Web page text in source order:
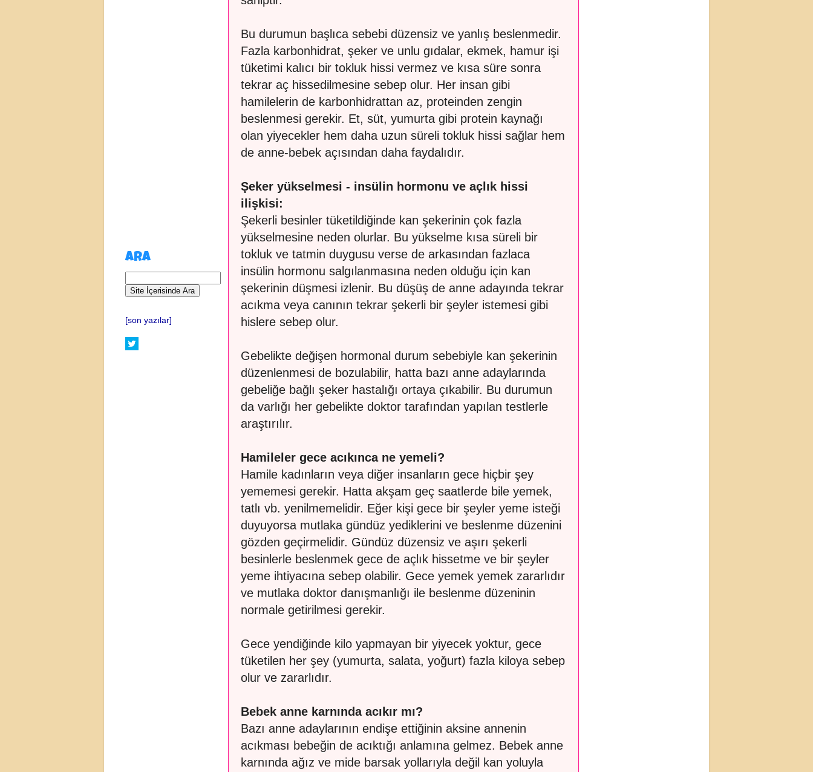
Bu durumun başlıca sebebi düzensiz ve yanlış beslenmedir.
Fazla karbonhidrat, şeker ve unlu gıdalar, ekmek, hamur işi
tüketimi kalıcı bir tokluk hissi vermez ve kısa süre sonra
tekrar aç hissedilmesine sebep olur. Her insan gibi
hamilelerin de karbonhidrattan az, proteinden zengin
beslenmesi gerekir. Et, süt, yumurta gibi protein kaynağı
olan yiyecekler hem daha uzun süreli tokluk hissi sağlar hem
de anne-bebek açısından daha faydalıdır.
Şeker yükselmesi - insülin hormonu ve açlık hissi
ilişkisi:
Şekerli besinler tüketildiğinde kan şekerinin çok fazla
yükselmesine neden olurlar. Bu yükselme kısa süreli bir
tokluk ve tatmin duygusu verse de arkasından fazlaca
insülin hormonu salgılanmasına neden olduğu için kan
şekerinin düşmesi izlenir. Bu düşüş de anne adayında tekrar
acıkma veya canının tekrar şekerli bir şeyler istemesi gibi
hislere sebep olur.
Gebelikte değişen hormonal durum sebebiyle kan şekerinin
düzenlenmesi de bozulabilir, hatta bazı anne adaylarında
gebeliğe bağlı şeker hastalığı ortaya çıkabilir. Bu durumun
da varlığı her gebelikte doktor tarafından yapılan testlerle
araştırılır.
Hamileler gece acıkınca ne yemeli?
Hamile kadınların veya diğer insanların gece hiçbir şey
yememesi gerekir. Hatta akşam geç saatlerde bile yemek,
tatlı vb. yenilmemelidir. Eğer kişi gece bir şeyler yeme isteği
duyuyorsa mutlaka gündüz yediklerini ve beslenme düzenini
gözden geçirmelidir. Gündüz düzensiz ve aşırı şekerli
besinlerle beslenmek gece de açlık hissetme ve bir şeyler
yeme ihtiyacına sebep olabilir. Gece yemek yemek zararlıdır
ve mutlaka doktor danışmanlığı ile beslenme düzeninin
normale getirilmesi gerekir.
Gece yendiğinde kilo yapmayan bir yiyecek yoktur, gece
tüketilen her şey (yumurta, salata, yoğurt) fazla kiloya sebep
olur ve zararlıdır.
Bebek anne karnında acıkır mı?
Bazı anne adaylarının endişe ettiğinin aksine annenin
acıkması bebeğin de acıktığı anlamına gelmez. Bebek anne
karnında ağız ve mide barsak yollarıyla değil kan yoluyla
ARA
[son yazılar]